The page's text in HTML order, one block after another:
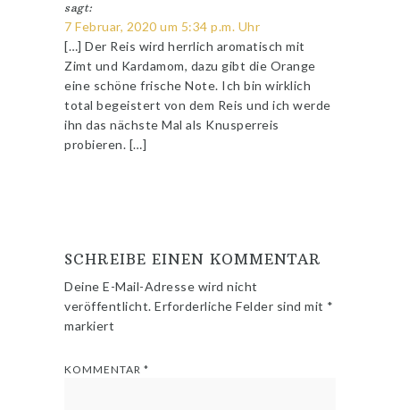
sagt:
7 Februar, 2020 um 5:34 p.m. Uhr
[…] Der Reis wird herrlich aromatisch mit
Zimt und Kardamom, dazu gibt die Orange
eine schöne frische Note. Ich bin wirklich
total begeistert von dem Reis und ich werde
ihn das nächste Mal als Knusperreis
probieren. […]
SCHREIBE EINEN KOMMENTAR
Deine E-Mail-Adresse wird nicht
veröffentlicht. Erforderliche Felder sind mit *
markiert
KOMMENTAR*